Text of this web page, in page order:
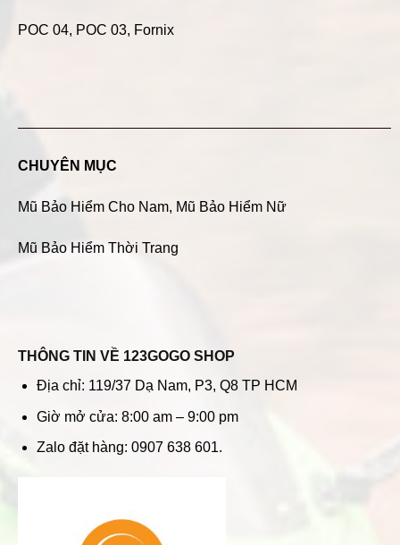
POC 04, POC 03, Fornix
CHUYÊN MỤC
Mũ Bảo Hiểm Cho Nam, Mũ Bảo Hiểm Nữ
Mũ Bảo Hiểm Thời Trang
THÔNG TIN VỀ 123GOGO SHOP
Địa chỉ: 119/37 Dạ Nam, P3, Q8 TP HCM
Giờ mở cửa: 8:00 am – 9:00 pm
Zalo đặt hàng: 0907 638 601.